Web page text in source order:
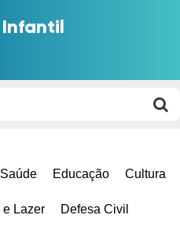
Saúde Educação Cultura
e Lazer Defesa Civil